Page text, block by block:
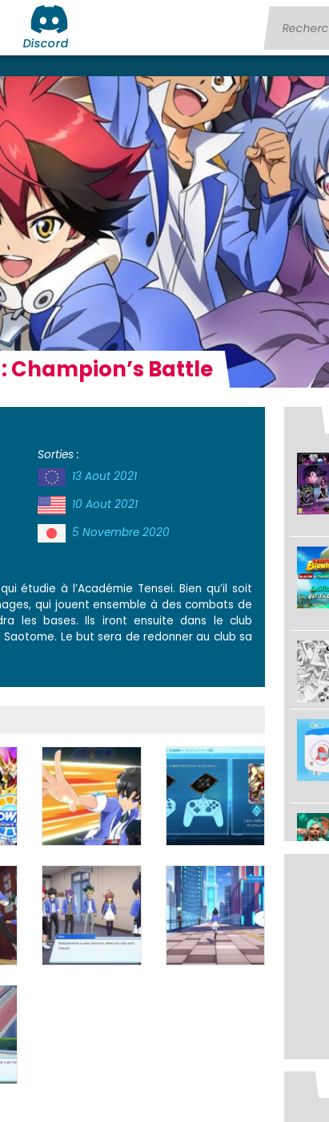
Discord
Champion’s Battle
Sorties :
13 Aout 2021
10 Aout 2021
5 Novembre 2020
étudie à l’Académie Tensei. Bien qu’il soit
qui jouent ensemble à des combats de
les bases. Ils iront ensuite dans le club
Saotome. Le but sera de redonner au club sa